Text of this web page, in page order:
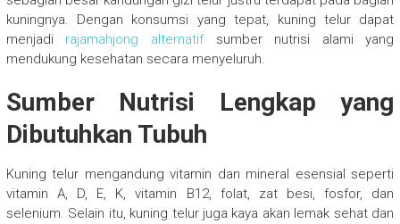
kuningnya. Dengan konsumsi yang tepat, kuning telur dapat
menjadi rajamahjong alternatifsumber nutrisi alami yang
mendukung kesehatan secara menyeluruh.
Sumber Nutrisi Lengkap yang
Dibutuhkan Tubuh
Kuning telur mengandung vitamin dan mineral esensial seperti
vitamin A, D, E, K, vitamin B12, folat, zat besi, fosfor, dan
selenium. Selain itu, kuning telur juga kaya akan lemak sehat dan